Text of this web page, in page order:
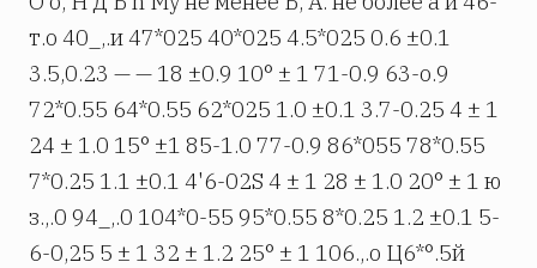
т.о 40_,.и 47*025 40*025 4.5*025 0.6 ±0.1
3.5,0.23 — — 18 ±0.9 10° ± 1 71-0.9 63-о.9
72*0.55 64*0.55 62*025 1.0 ±0.1 3.7-0.25 4 ± 1
24 ± 1.0 15° ±1 85-1.0 77-0.9 86*055 78*0.55
7*0.25 1.1 ±0.1 4'6-02S 4 ± 1 28 ± 1.0 20° ± 1 ю
з.,.0 94_,.0 104*0-55 95*0.55 8*0.25 1.2 ±0.1 5-
6-0,25 5 ± 1 32 ± 1.2 25° ± 1 106.,.о Ц6*°.5й